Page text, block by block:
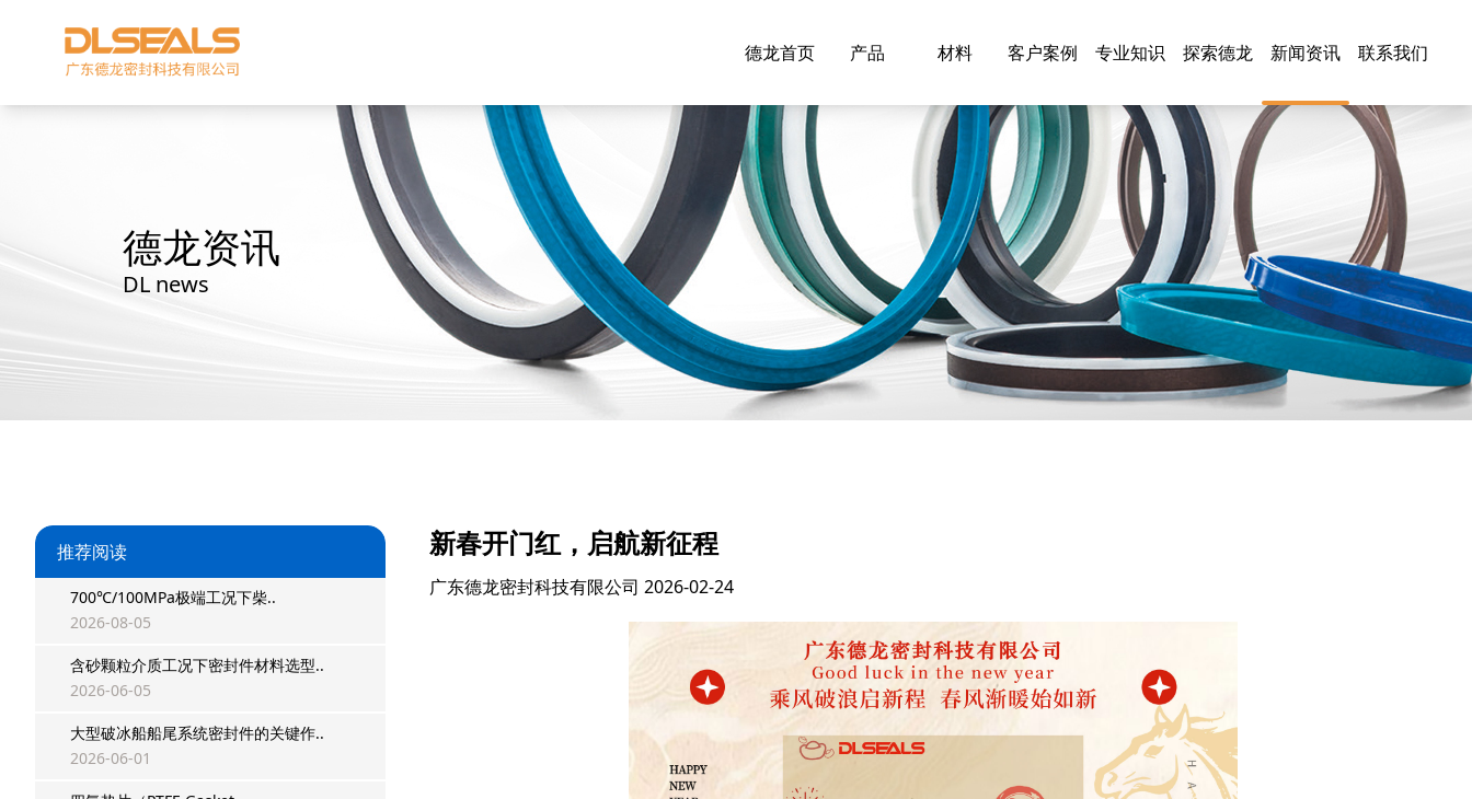
德龙首页 产品 材料 客户案例 专业知识 探索德龙 新闻资讯 联系我们
德龙资讯
DL news
推荐阅读
700℃/100MPa极端工况下柴..
2026-08-05
含砂颗粒介质工况下密封件材料选型..
2026-06-05
大型破冰船船尾系统密封件的关键作..
2026-06-01
阶梯组合封
新春开门红，启航新征程
广东德龙密封科技有限公司 2026-02-24